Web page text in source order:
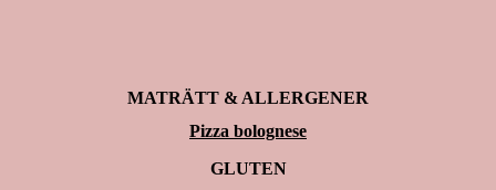
MATRÄTT & ALLERGENER
Pizza bolognese
GLUTEN